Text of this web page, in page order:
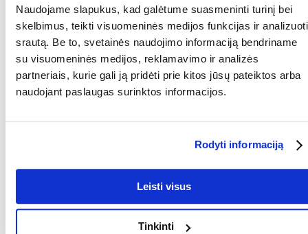
Naudojame slapukus, kad galėtume suasmeninti turinį bei
skelbimus, teikti visuomeninės medijos funkcijas ir analizuoti
srautą. Be to, svetainės naudojimo informaciją bendriname
su visuomeninės medijos, reklamavimo ir analizės
partneriais, kurie gali ją pridėti prie kitos jūsų pateiktos arba
naudojant paslaugas surinktos informacijos.
Rodyti informaciją
Leisti visus
Tinkinti
Lengva valyti - galima plauti indaplovėje, kad greitai ir higieniškai
išvalytumėte.
Universalus naudojimas - sausam ir drėgnam maistui bei vandeniui.
Suderinamas su rinkiniais - idealiai tinka kaip dubenėlis dvigubiems
arba viengubiems stovams.
Paprastas, klasikinis dizainas - tinka prie bet kokio interjero.
Parametrai